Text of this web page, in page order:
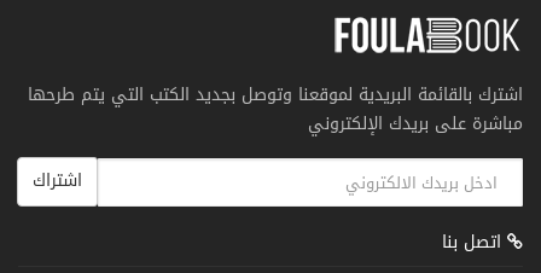
اشترك بالقائمة البريدية لموقعنا وتوصل بجديد الكتب التي يتم طرحها
مباشرة على بريدك الإلكتروني
اشتراك
اتصل بنا